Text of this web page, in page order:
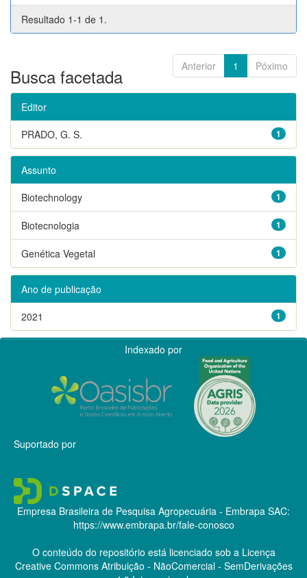
Resultado 1-1 de 1.
Anterior 1 Póximo
Busca facetada
Editor
1
PRADO, G. S.
Assunto
1
Biotechnology
1
Biotecnologia
1
Genética Vegetal
Ano de publicação
1
2021
Indexado por
Suportado por
Empresa Brasileira de Pesquisa Agropecuária - Embrapa SAC:
https://www.embrapa.br/fale-conosco
O conteúdo do repositório está licenciado sob a Licença
Creative CommonsAtribuição - NãoComercial - SemDerivações